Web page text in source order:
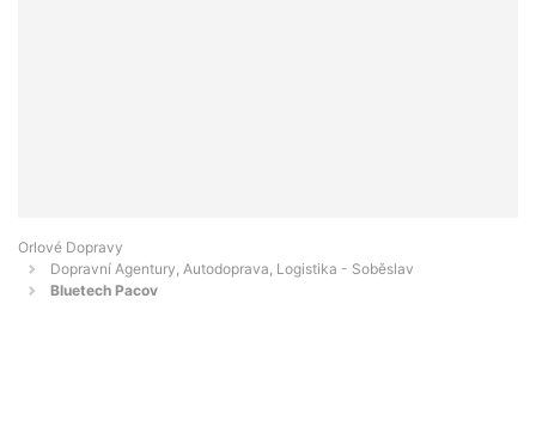
Orlové Dopravy
Dopravní Agentury, Autodoprava, Logistika - Soběslav
Bluetech Pacov